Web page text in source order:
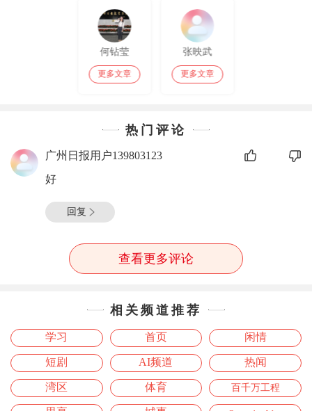
何钻莹
更多文章
张映武
更多文章
热门评论
广州日报用户139803123
好
回复
查看更多评论
相关频道推荐
学习 首页 闲情
短剧 AI频道 热闻
湾区 体育 百千万工程